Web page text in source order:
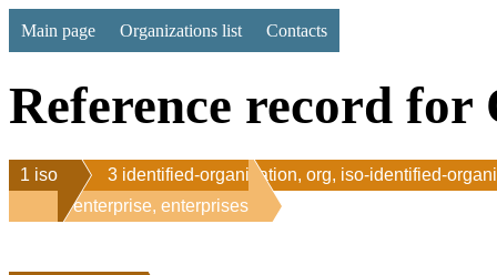
Main page Organizations list Contacts
Reference record for
1 iso
3 identified-organization, org, iso-identified-
1 enterprise, enterprises